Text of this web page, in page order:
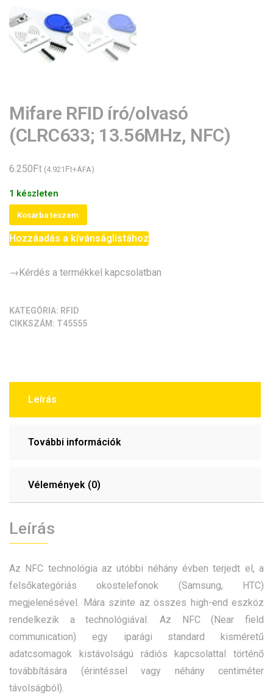
Mifare RFID író/olvasó
(CLRC633; 13.56MHz, NFC)
6.250Ft (4.921 Ft+ÁFA)
1 készleten
Mifare
RFID
író/olvasó
13.56MHz,
Kosárba teszem
Hozzáadás a kívánságlistához
→Kérdés a termékkel kapcsolatban
KATEGÓRIA: RFID
CIKKSZÁM: T45555
Leírás
További információk
Vélemények (0)
Leírás
Az NFC technológia az utóbbi néhány évben terjedt el, a
felsőkategóriás okostelefonok (Samsung, HTC)
megjelenésével. Mára szinte az összes high-end eszköz
rendelkezik a technológiával. Az NFC (Near field
communication) egy iparági standard kisméretű
adatcsomagok kistávolságú rádiós kapcsolattal történő
továbbítására (érintéssel vagy néhány centiméter
távolságból).